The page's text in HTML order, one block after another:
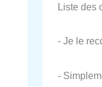
Liste des
- Je le
-